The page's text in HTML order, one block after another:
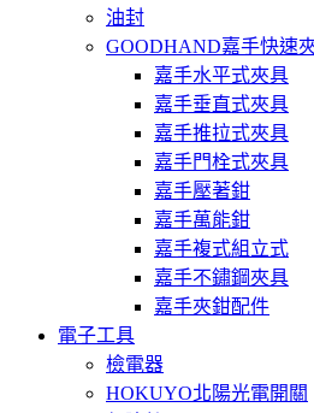
油封
GOODHAND嘉手快速
嘉手水平式夾具
嘉手垂直式夾具
嘉手推拉式夾具
嘉手門栓式夾具
嘉手壓著鉗
嘉手萬能鉗
嘉手複式組立式
嘉手不鏽鋼夾具
嘉手夾鉗配件
電子工具
檢電器
HOKUYO北陽光電開關